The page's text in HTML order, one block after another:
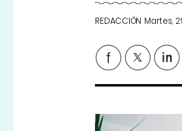
REDACCIÓN Martes,